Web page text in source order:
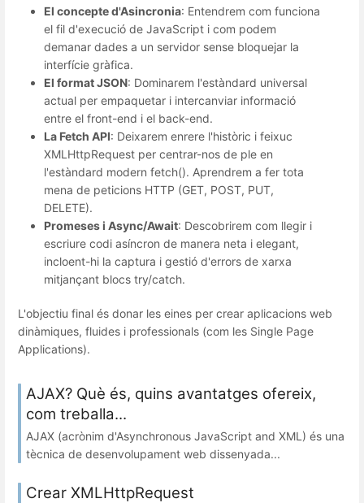
El concepte d'Asincronia: Entendrem com funciona
el fil d'execució de JavaScript i com podem
demanar dades a un servidor sense bloquejar la
interfície gràfica.
El format JSON: Dominarem l'estàndard universal
actual per empaquetar i intercanviar informació
entre el front-end i el back-end.
La Fetch API: Deixarem enrere l'històric i feixuc
XMLHttpRequest per centrar-nos de ple en
l'estàndard modern fetch(). Aprendrem a fer tota
mena de peticions HTTP (GET, POST, PUT,
DELETE).
Promeses i Async/Await: Descobrirem com llegir i
escriure codi asíncron de manera neta i elegant,
incloent-hi la captura i gestió d'errors de xarxa
mitjançant blocs try/catch.
L'objectiu final és donar les eines per crear aplicacions web
dinàmiques, fluides i professionals (com les Single Page
Applications).
AJAX? Què és, quins avantatges ofereix,
com treballa...
AJAX (acrònim d'Asynchronous JavaScript and XML) és una
tècnica de desenvolupament web dissenyada...
Crear XMLHttpRequest